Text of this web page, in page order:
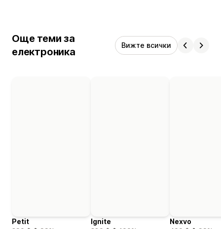
Още теми за
електроника
Вижте всички
Petit
Ignite
Nexvo